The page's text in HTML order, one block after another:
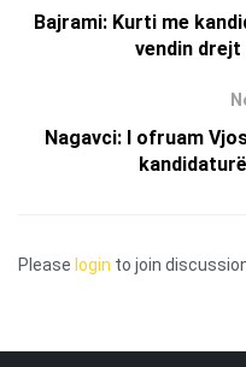
Bajrami: Kurti me
vendin
Nagavci: I ofruam
Please login to join